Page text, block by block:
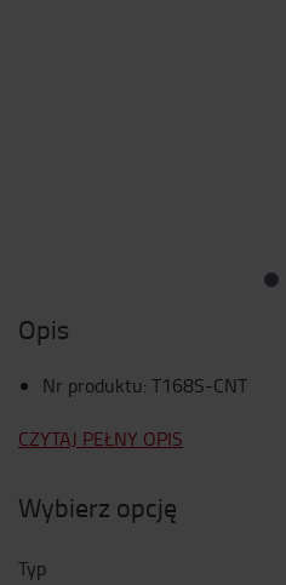
Opis
Nr produktu: T168S-CNT
CZYTAJ PEŁNY OPIS
Wybierz opcję
Typ